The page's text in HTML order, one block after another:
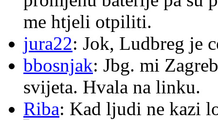
me htjeli otpiliti.
jura22: Jok, Ludbreg je
bbosnjak: Jbg. mi
svijeta. Hvala na linku.
Riba: Kad ljudi ne kazi